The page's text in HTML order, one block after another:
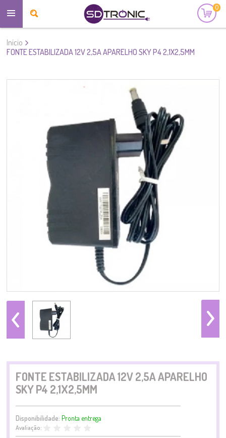
0
Início
FONTE ESTABILIZADA 12V 2,5A APARELHO SKY P4 2,1X2,5MM
FONTE ESTABILIZADA 12V 2,5A APARELHO
SKY P4 2,1X2,5MM
Disponibilidade: Pronta entrega
Avaliação: